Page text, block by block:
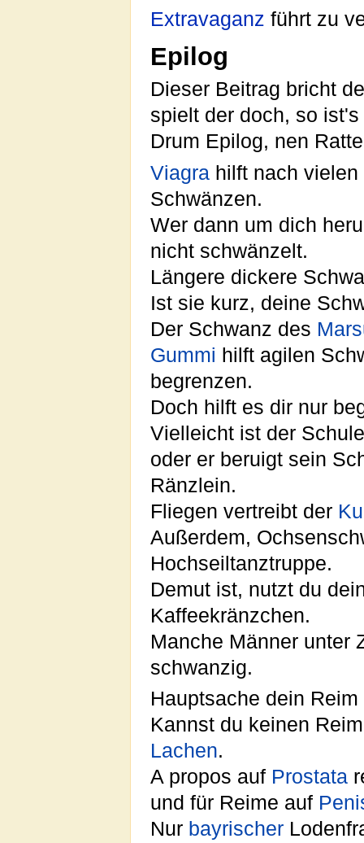
Extravaganz führt zu
Epilog
Dieser Beitrag bricht
spielt der doch, so
Drum Epilog, nen
Viagra hilft nach
Schwänzen.
Wer dann um dich
nicht schwänzelt.
Längere dickere
Ist sie kurz, deine
Der Schwanz des
Gummi hilft agilen
begrenzen.
Doch hilft es dir nur
Vielleicht ist der
oder er beruigt sein
Ränzlein.
Fliegen vertreibt der
Außerdem,
Hochseiltanztruppe.
Demut ist, nutzt du
Kaffeekränzchen.
Manche Männer unter
schwanzig.
Hauptsache dein
Kannst du keinen
Lachen.
A propos auf Prostata
und für Reime auf
Nur bayrischer